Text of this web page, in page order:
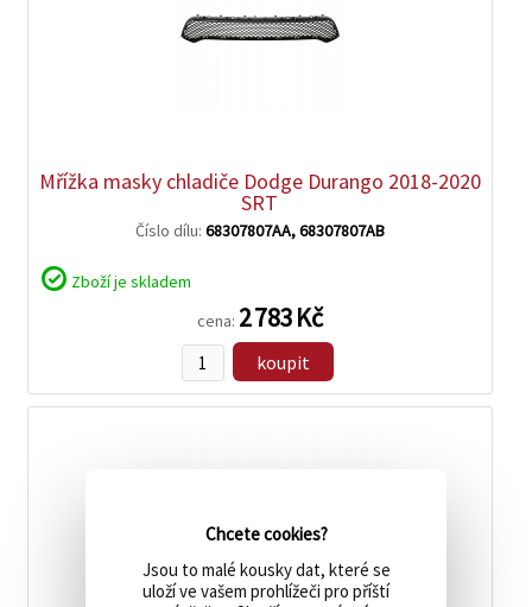
Mřížka masky chladiče Dodge Durango 2018-2020
SRT
cena: 2 783 Kč
Číslo dílu: 68307807AA, 68307807AB
koupit
Zboží je skladem
zobrazit
Chcete cookies?
Jsou to malé kousky dat, které se
uloží ve vašem prohlížeči pro příští